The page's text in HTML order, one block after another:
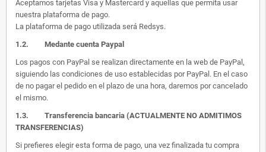
Aceptamos tarjetas Visa y Mastercard y aquellas que permita usar
nuestra plataforma de pago.
La plataforma de pago utilizada será Redsys.
1.2. Medante cuenta Paypal
Los pagos con PayPal se realizan directamente en la web de PayPal,
siguiendo las condiciones de uso establecidas por PayPal. En el caso
de no pagar el pedido en el plazo de una hora, daremos por cancelado
el mismo.
1.3. Transferencia bancaria (ACTUALMENTE NO ADMITIMOS
TRANSFERENCIAS)
Si prefieres elegir esta forma de pago, una vez finalizada tu compra